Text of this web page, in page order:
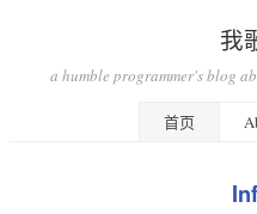
我
a humble programmer's blog
首页